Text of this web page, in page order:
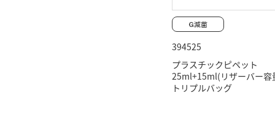
394525
プラスチックピペット
25ml+15ml(リザーバー容
トリプルバッグ